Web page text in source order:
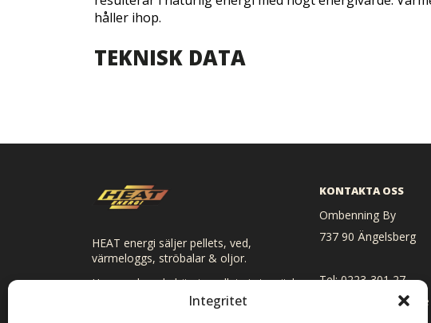
Integritet
håller ihop.
TEKNISK DATA
HEAT energi säljer pellets, ved,
värmeloggs, ströbalar & oljor.
Hos oss kan du hämta pellets i storsäck
och småsäck, ved, ströbalar och loggs.
Vi levererar direkt hem till dig om du så
KONTAKTA OSS
Ombenning By
737 90 Ängelsberg
Tel: 0223-301 27
E-post: heat@heat.se